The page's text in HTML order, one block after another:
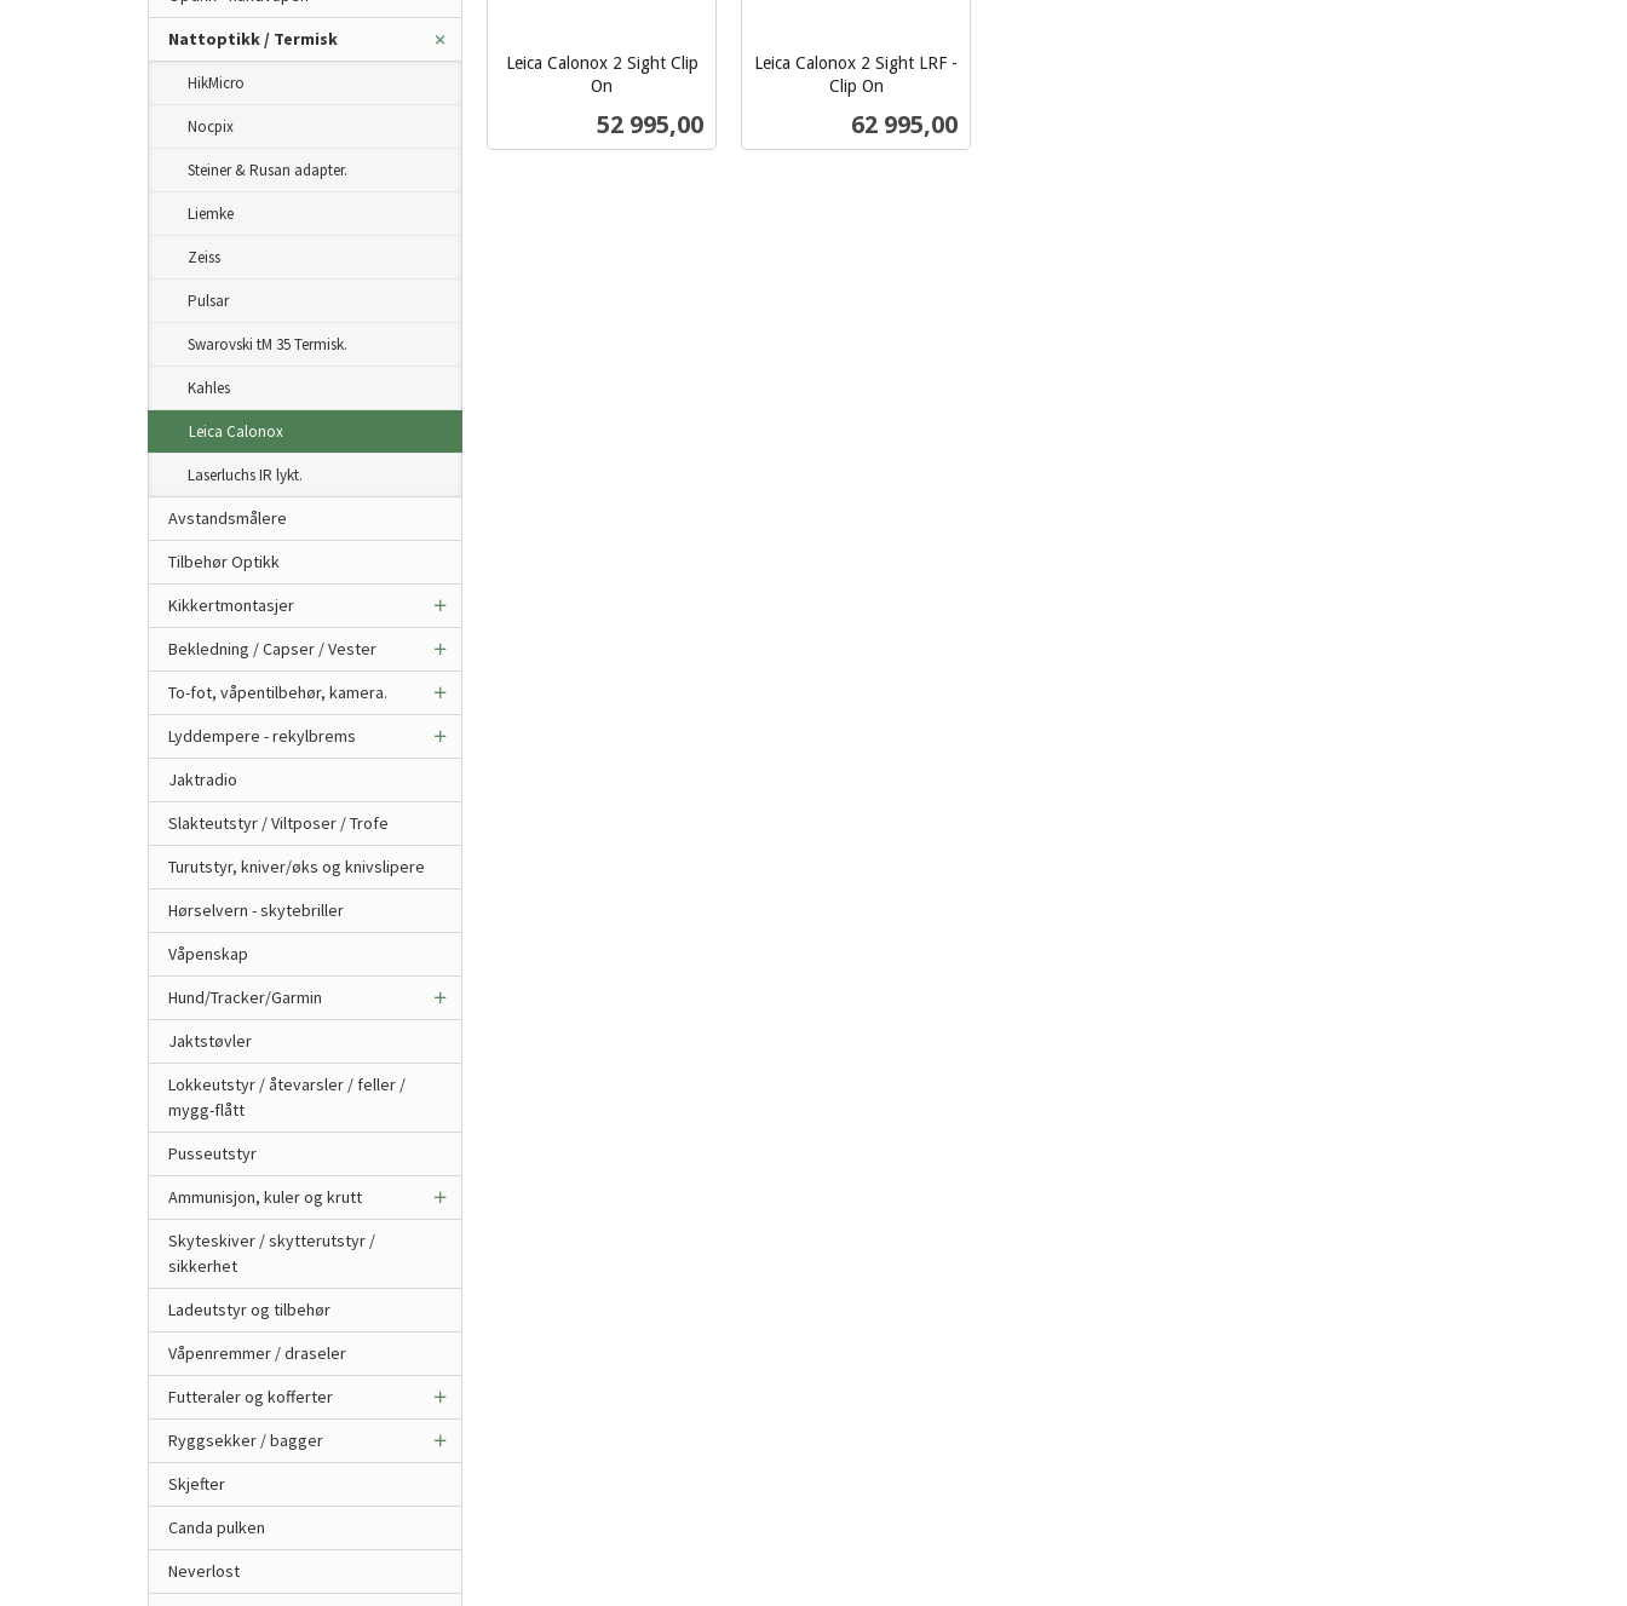
Leica Calonox 2 Sight Clip
On
Pris
52 995,00
Leica Calonox 2 Sight LRF -
Clip On
Pris
62 995,00
Nattoptikk / Termisk
HikMicro
Nocpix
Steiner & Rusan adapter.
Liemke
Zeiss
Pulsar
Swarovski tM 35 Termisk.
Kahles
Leica Calonox
Laserluchs IR lykt.
Avstandsmålere
Tilbehør Optikk
Kikkertmontasjer
Bekledning / Capser / Vester
To-fot, våpentilbehør, kamera.
Lyddempere - rekylbrems
Jaktradio
Slakteutstyr / Viltposer / Trofe
Turutstyr, kniver/øks og knivslipere
Hørselvern - skytebriller
Våpenskap
Hund/Tracker/Garmin
Jaktstøvler
Lokkeutstyr / åtevarsler / feller /
mygg-flått
Pusseutstyr
Ammunisjon, kuler og krutt
Skyteskiver / skytterutstyr /
sikkerhet
Ladeutstyr og tilbehør
Våpenremmer / draseler
Futteraler og kofferter
Ryggsekker / bagger
Skjefter
Canda pulken
Neverlost